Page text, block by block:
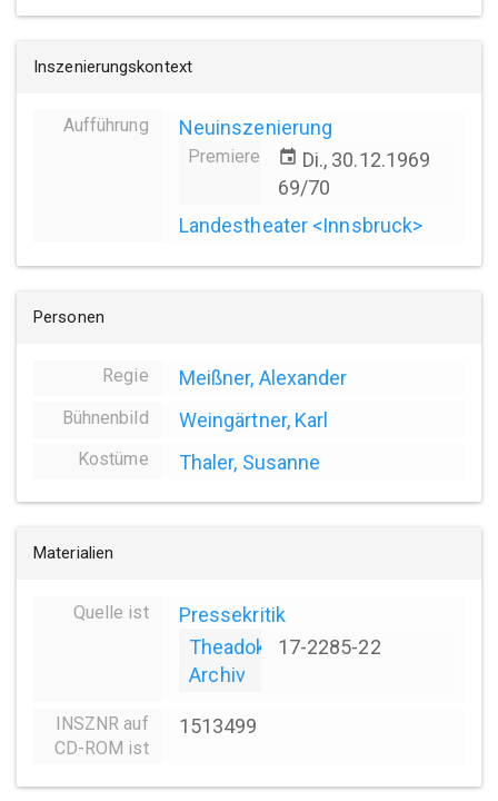
Inszenierungskontext
Aufführung Neuinszenierung
Premiere event Di., 30.12.1969
69/70
Landestheater <Innsbruck>
Personen
Regie Meißner, Alexander
Bühnenbild Weingärtner, Karl
Kostüme Thaler, Susanne
Materialien
Quelle ist
Pressekritik
Theadok
Archiv
17-2285-22
INSZNR auf
CD-ROM ist
1513499